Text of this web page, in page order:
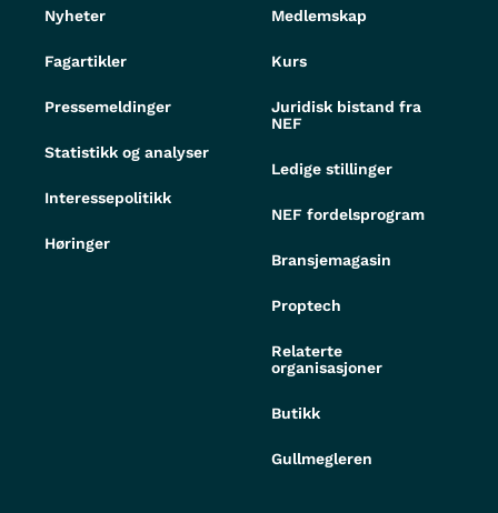
Nyheter
Fagartikler
Pressemeldinger
Statistikk og analyser
Interessepolitikk
Høringer
Medlemskap
Kurs
Juridisk bistand fra
NEF
Ledige stillinger
NEF fordelsprogram
Bransjemagasin
Proptech
Relaterte
organisasjoner
Butikk
Gullmegleren